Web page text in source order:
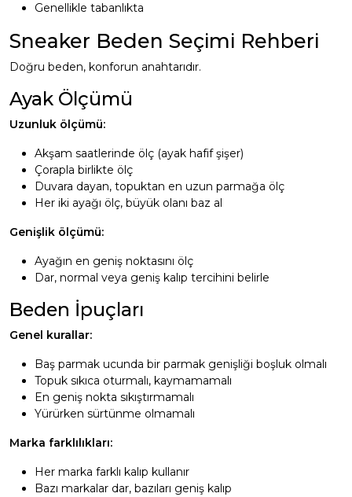
Genellikle tabanlıkta
Sneaker Beden Seçimi Rehberi
Doğru beden, konforun anahtarıdır.
Ayak Ölçümü
Uzunluk ölçümü:
Akşam saatlerinde ölç (ayak hafif şişer)
Çorapla birlikte ölç
Duvara dayan, topuktan en uzun parmağa ölç
Her iki ayağı ölç, büyük olanı baz al
Genişlik ölçümü:
Ayağın en geniş noktasını ölç
Dar, normal veya geniş kalıp tercihini belirle
Beden İpuçları
Genel kurallar:
Baş parmak ucunda bir parmak genişliği boşluk olmalı
Topuk sıkıca oturmalı, kaymamamalı
En geniş nokta sıkıştırmamalı
Yürürken sürtünme olmamalı
Marka farklılıkları:
Her marka farklı kalıp kullanır
Bazı markalar dar, bazıları geniş kalıp